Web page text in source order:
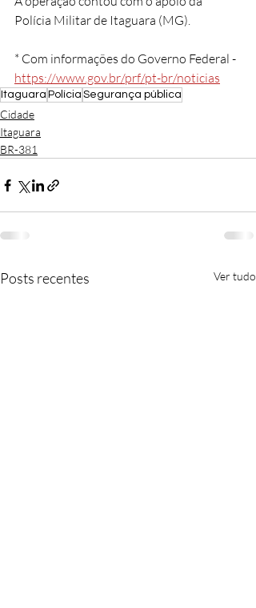
Polícia Militar de Itaguara (MG).
* Com informações do Governo Federal -
https://www.gov.br/prf/pt-br/noticias
Itaguara Polícia Segurança pública
Cidade
Itaguara
BR-381
Posts recentes Ver tudo